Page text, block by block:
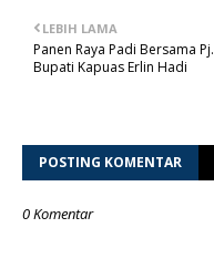
LEBIH LAMA
Panen Raya Padi Bersama Pj.
Bupati Kapuas Erlin Hadi
POSTING KOMENTAR
0 Komentar